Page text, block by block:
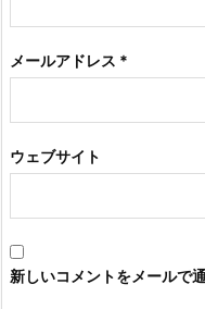
メールアドレス *
ウェブサイト
新しいコメントをメールで